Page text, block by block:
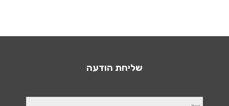
שליחת הודעה